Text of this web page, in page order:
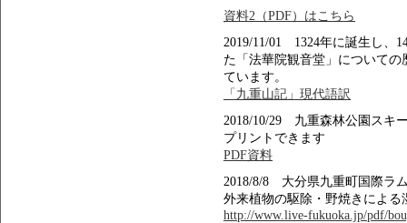
資料2（PDF）はこちら
2019/11/01 1324年に誕生し、
た「法華院観音堂」について
ています。
「九重山記」現代語訳
2018/10/29 九重森林公園スキ
プリントできます
PDF資料
2018/8/8 大分県九重町国際ラ
外来植物の駆除・野焼きによ
http://www.live-fukuoka.jp/pdf/